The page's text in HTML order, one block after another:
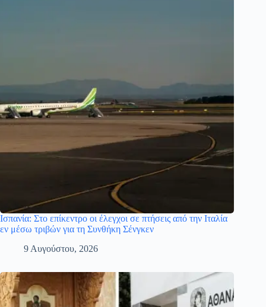
Ισπανία: Στο επίκεντρο οι έλεγχοι σε πτήσεις από την Ιταλία
εν μέσω τριβών για τη Συνθήκη Σένγκεν
9 Αυγούστου, 2026